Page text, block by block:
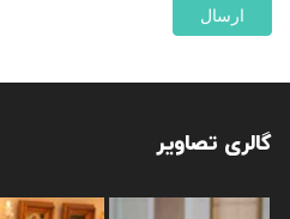
گالری تصاویر